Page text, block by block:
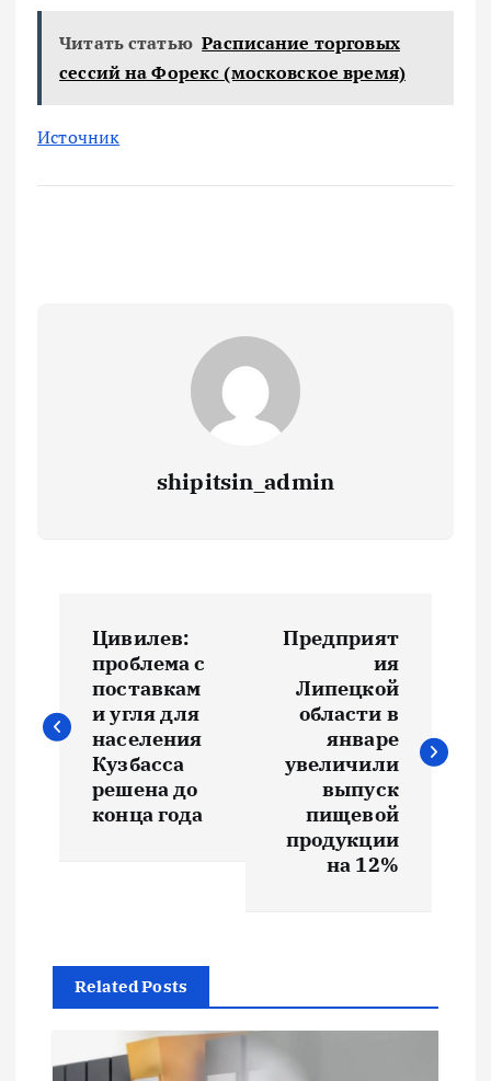
Читать статью Расписание торговых
сессий на Форекс (московское время)
Источник
shipitsin_admin
в
и
я
Цивилев:
проблема с
поставкам
и угля для
населения
Кузбасса
решена до
конца года
Предприят
ия
Липецкой
области в
январе
увеличили
выпуск
пищевой
продукции
на 12%
Related Posts